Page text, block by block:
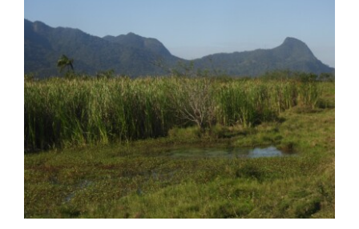
Larger
Image